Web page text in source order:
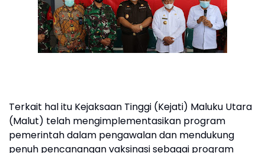
Terkait hal itu Kejaksaan Tinggi (Kejati) Maluku Utara
(Malut) telah mengimplementasikan program
pemerintah dalam pengawalan dan mendukung
penuh pencanangan vaksinasi sebagai program